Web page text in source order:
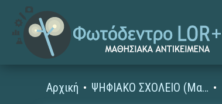
Αρχική ΨΗΦΙΑΚΟ ΣΧΟΛΕΙΟ (Μαθησιακά Αντικείμενα)